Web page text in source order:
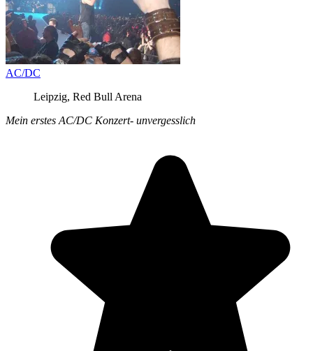
AC/DC
Leipzig, Red Bull Arena
Mein erstes AC/DC Konzert- unvergesslich